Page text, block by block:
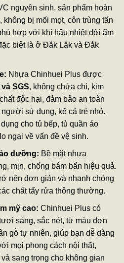
nguyên sinh, sản phẩm hoàn
bị mối mọt, côn trùng tấn
hợp với khí hậu nhiệt đới ẩm
biệt là ở Đắk Lắk và Đắk
Nhựa Chinhuei Plus được
SGS, không chứa chì, kim
độc hại, đảm bảo an toàn
sử dụng, kể cả trẻ nhỏ.
cho tủ bếp, tủ quần áo
ngại về vấn đề vệ sinh.
dưỡng: Bề mặt nhựa
mịn, chống bám bẩn hiệu quả.
nên đơn giản và nhanh chóng
chất tẩy rửa thông thường.
mỹ cao: Chinhuei Plus có
sáng, sắc nét, từ màu đơn
gỗ tự nhiên, giúp bạn dễ dàng
mọi phong cách nội thất,
sang trọng cho không gian